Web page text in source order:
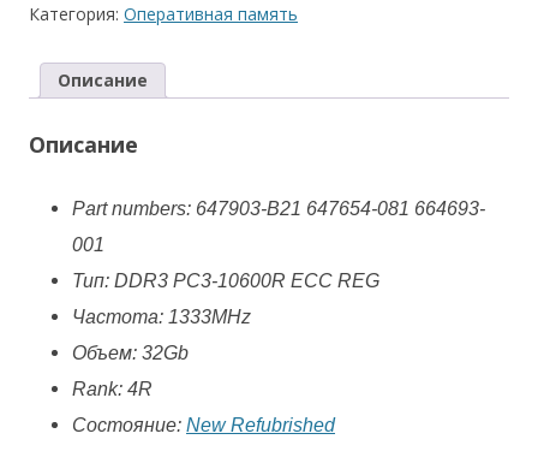
Samsung
10600R
B21
081
Категория: Оперативная память
Описание
Описание
Part numbers: 647903-B21 647654-081 664693-
001
Тип: DDR3 PC3-10600R ECC REG
Частота: 1333MHz
Объем: 32Gb
Rank: 4R
Состояние: New Refubrished